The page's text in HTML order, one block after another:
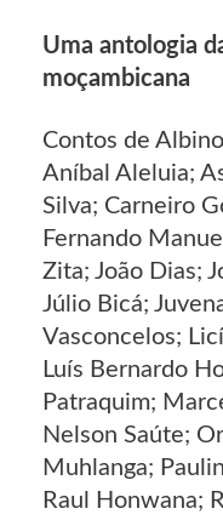
Uma antologia
moçambicana
Contos de
Aníbal Aleluia;
Silva; Carneiro
Fernando
Zita; João Dias;
Júlio Bicá;
Vasconcelos;
Luís Bernardo
Patraquim;
Nelson Saúte;
Muhlanga;
Raul Honwana;